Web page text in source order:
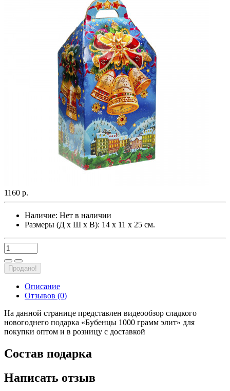
1160 р.
Наличие: Нет в наличии
Размеры (Д х Ш х В): 14 х 11 х 25 см.
Продано!
Описание
Отзывов (0)
На данной странице представлен видеообзор сладкого
новогоднего подарка «Бубенцы 1000 грамм элит» для
покупки оптом и в розницу с доставкой
Состав подарка
Написать отзыв